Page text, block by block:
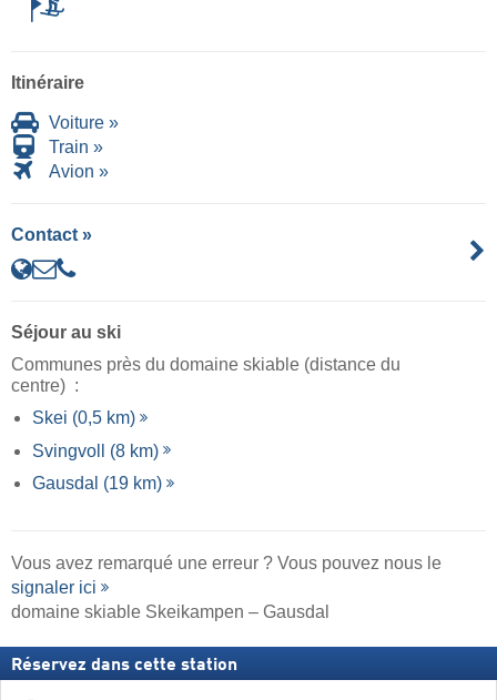
Itinéraire
Voiture »
Train »
Avion »
Contact »
Séjour au ski
Communes près du domaine skiable (distance du
centre) :
Skei (0,5 km)
Svingvoll (8 km)
Gausdal (19 km)
Vous avez remarqué une erreur ? Vous pouvez nous le
signaler ici
domaine skiable Skeikampen – Gausdal
Réservez dans cette station